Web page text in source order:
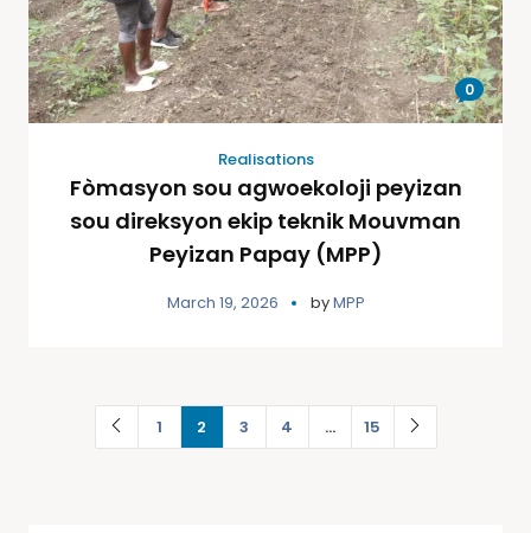
0
Realisations
Fòmasyon sou agwoekoloji peyizan
sou direksyon ekip teknik Mouvman
Peyizan Papay (MPP)
March 19, 2026 byMPP
1 2 3 4 … 15